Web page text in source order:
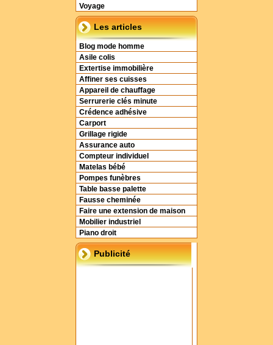
Voyage
Les articles
Blog mode homme
Asile colis
Extertise immobilière
Affiner ses cuisses
Appareil de chauffage
Serrurerie clés minute
Crédence adhésive
Carport
Grillage rigide
Assurance auto
Compteur individuel
Matelas bébé
Pompes funèbres
Table basse palette
Fausse cheminée
Faire une extension de maison
Mobilier industriel
Piano droit
Publicité